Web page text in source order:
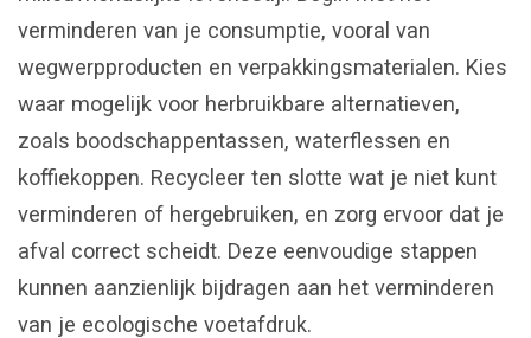
verminderen van je consumptie, vooral van
wegwerpproducten en verpakkingsmaterialen. Kies
waar mogelijk voor herbruikbare alternatieven,
zoals boodschappentassen, waterflessen en
koffiekoppen. Recycleer ten slotte wat je niet kunt
verminderen of hergebruiken, en zorg ervoor dat je
afval correct scheidt. Deze eenvoudige stappen
kunnen aanzienlijk bijdragen aan het verminderen
van je ecologische voetafdruk.